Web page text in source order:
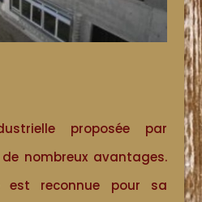
proposée par
nombreux avantages.
est reconnue pour sa